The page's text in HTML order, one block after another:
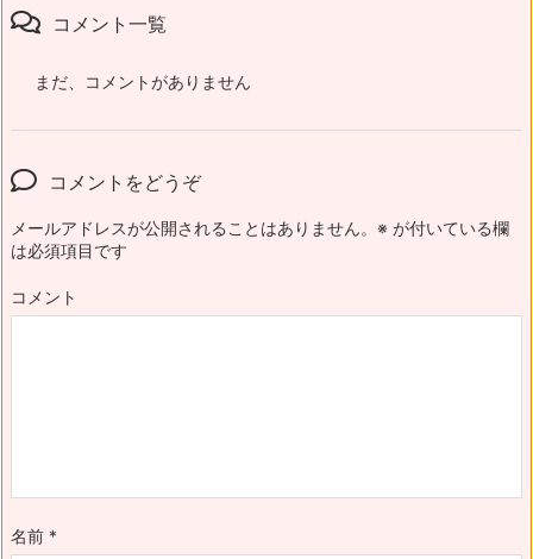
コメント一覧
まだ、コメントがありません
コメントをどうぞ
メールアドレスが公開されることはありません。 ※ が付いている欄
は必須項目です
コメント
名前 *